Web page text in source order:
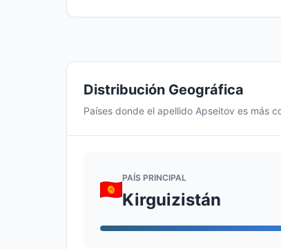
Distribución Geográfica
Países donde el apellido Apseitov es más
PAÍS PRINCIPAL
Kirguizistán